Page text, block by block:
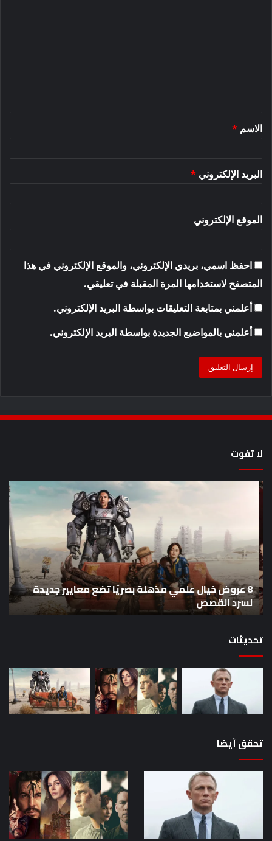
*
الاسم *
البريد الإلكتروني *
الموقع الإلكتروني
احفظ اسمي، بريدي الإلكتروني، والموقع الإلكتروني في هذا
المتصفح لاستخدامها المرة المقبلة في تعليقي.
أعلمني بمتابعة التعليقات بواسطة البريد الإلكتروني.
أعلمني بالمواضيع الجديدة بواسطة البريد الإلكتروني.
لا تفوت
8
مذهلة
بصريًا
تضع
معايير
جديدة
لسرد
القصص
8 عروض خيال علمي مذهلة بصريًا تضع معايير جديدة
لسرد القصص
تحديثات
تحقق أيضا